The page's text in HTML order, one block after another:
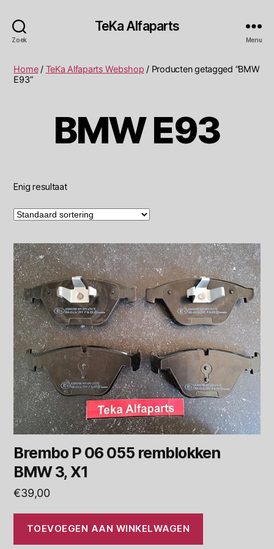
Zoek
TeKa Alfaparts
Menu
Home/ TeKa Alfaparts Webshop / Producten getagged “BMW
E93”
BMW E93
Enig resultaat
Brembo P 06 055 remblokken
BMW 3, X1
€39,00
TOEVOEGEN AAN WINKELWAGEN